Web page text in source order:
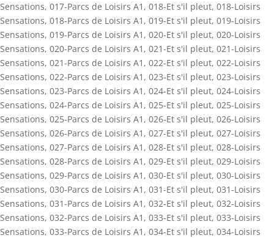
Sensations, 017-Parcs de Loisirs A1 , 018-Et s'il pleut, 018-Loisirs
Sensations, 018-Parcs de Loisirs A1 , 019-Et s'il pleut, 019-Loisirs
Sensations, 019-Parcs de Loisirs A1 , 020-Et s'il pleut, 020-Loisirs
Sensations, 020-Parcs de Loisirs A1 , 021-Et s'il pleut, 021-Loisirs
Sensations, 021-Parcs de Loisirs A1 , 022-Et s'il pleut, 022-Loisirs
Sensations, 022-Parcs de Loisirs A1 , 023-Et s'il pleut, 023-Loisirs
Sensations, 023-Parcs de Loisirs A1 , 024-Et s'il pleut, 024-Loisirs
Sensations, 024-Parcs de Loisirs A1 , 025-Et s'il pleut, 025-Loisirs
Sensations, 025-Parcs de Loisirs A1 , 026-Et s'il pleut, 026-Loisirs
Sensations, 026-Parcs de Loisirs A1 , 027-Et s'il pleut, 027-Loisirs
Sensations, 027-Parcs de Loisirs A1 , 028-Et s'il pleut, 028-Loisirs
Sensations, 028-Parcs de Loisirs A1 , 029-Et s'il pleut, 029-Loisirs
Sensations, 029-Parcs de Loisirs A1 , 030-Et s'il pleut, 030-Loisirs
Sensations, 030-Parcs de Loisirs A1 , 031-Et s'il pleut, 031-Loisirs
Sensations, 031-Parcs de Loisirs A1 , 032-Et s'il pleut, 032-Loisirs
Sensations, 032-Parcs de Loisirs A1 , 033-Et s'il pleut, 033-Loisirs
Sensations, 033-Parcs de Loisirs A1 , 034-Et s'il pleut, 034-Loisirs